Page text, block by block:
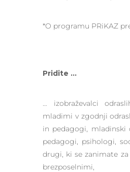
*O programu PRiKAZ
Pridite …
… izobraževalci
mladimi v zgodnji
in pedagogi, mladinski
pedagogi, psihologi,
drugi, ki se zanimate
brezposelnimi,